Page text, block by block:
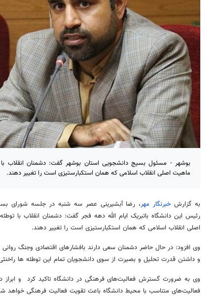
بوشهر - مسئول بسیج دانشجویی استان بوشهر گفت: دشمنان انقلاب
ماهیت اصلی انقلاب اسلامی که همان استکبارستیزی است را تغییر دهند.
به گزارش خبرنگار مهر، رضا آبشیرینی عصر سه شنبه در جلسه شورای
رئیس این دانشگاه باتبریک ایام الله دهه فجر گفت: دشمنان انقلاب با
اصلی انقلاب اسلامی که همان استکبارستیزی است را تغییر دهند.
وی افزود: در حال حاضر دشمنان سعی دارند بافشارهای اقتصادی وجنگ روانی
و داشتن قدرت تحلیل و بصیرت از سوی دانشجویان تمام این توطئه ها
وی به ضرورت گسترش فعالیت‌های فرهنگی در دانشگاه تاکید کرد و ابراز
فعالیت‌های متناسب با محیط دانشگاه باعث تقویت فعالیت فرهنگی خواهد